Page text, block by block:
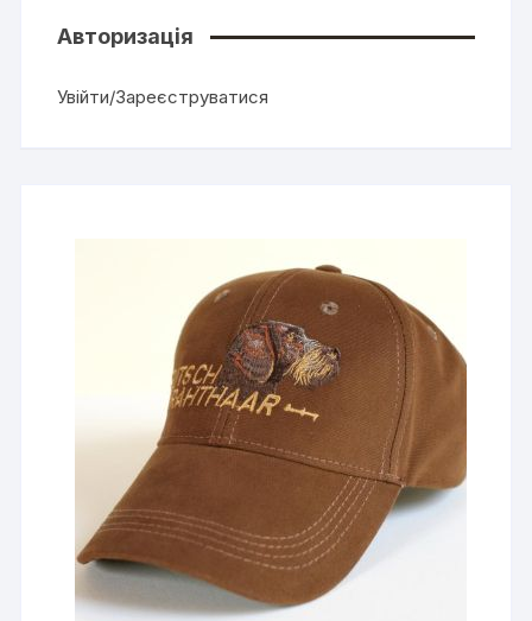
Авторизація
Увійти/Зареєструватися
Мисливський капелюх з широкими полями